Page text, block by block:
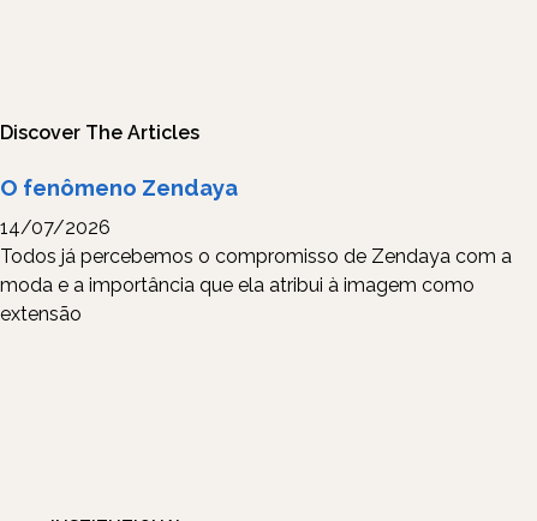
Discover The Articles
O fenômeno Zendaya
14/07/2026
Todos já percebemos o compromisso de Zendaya com a
moda e a importância que ela atribui à imagem como
extensão